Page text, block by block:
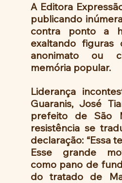
A Editora
publicando
contra ponto a
exaltando figuras
anonimato ou
memória popular.
Liderança
Guaranis, José
prefeito de São
resistência se
declaração: “Essa
Esse grande
como pano de
do tratado de